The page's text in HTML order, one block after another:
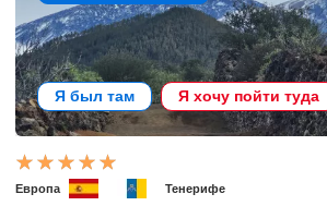
Я был там Я хочу пойти туда
Европа Тенерифе